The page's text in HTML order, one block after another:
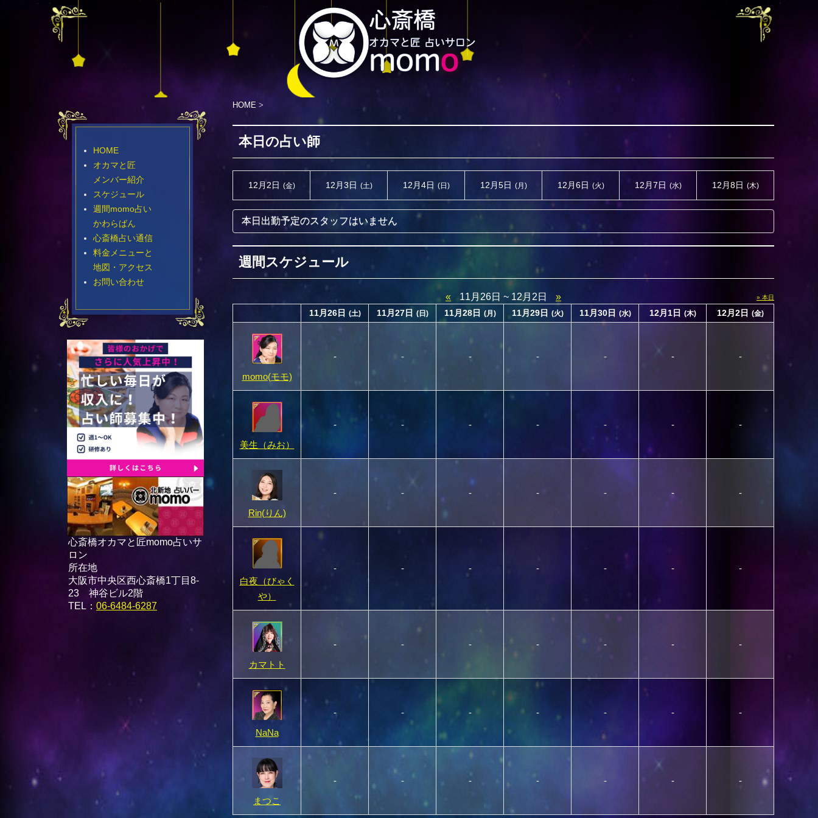
HOME >
本日の占い師
12月2日 (金) 12月3日 (土) 12月4日 (日) 12月5日 (月) 12月6日 (火) 12月7日 (水) 12月8日 (木)
本日出勤予定のスタッフはいません
週間スケジュール
« 11月26日 ~ 12月2日 » » 本日
11月26日 (土) 11月27日 (日) 11月28日 (月) 11月29日 (火) 11月30日 (水) 12月1日 (木) 12月2日 (金)
momo(モモ)
- - - - - - -
美生（みお）
- - - - - - -
Rin(りん)
- - - - - - -
白夜（びゃく
や）
- - - - - - -
カマトト
- - - - - - -
NaNa
- - - - - - -
まつこ
- - - - - - -
HOME
オカマと匠
メンバー紹介
スケジュール
週間momo占い
かわらばん
心斎橋占い通信
料金メニューと
地図・アクセス
お問い合わせ
心斎橋オカマと匠momo占いサ
ロン
所在地
大阪市中央区西心斎橋1丁目8-
23 神谷ビル2階
TEL： 06-6484-6287